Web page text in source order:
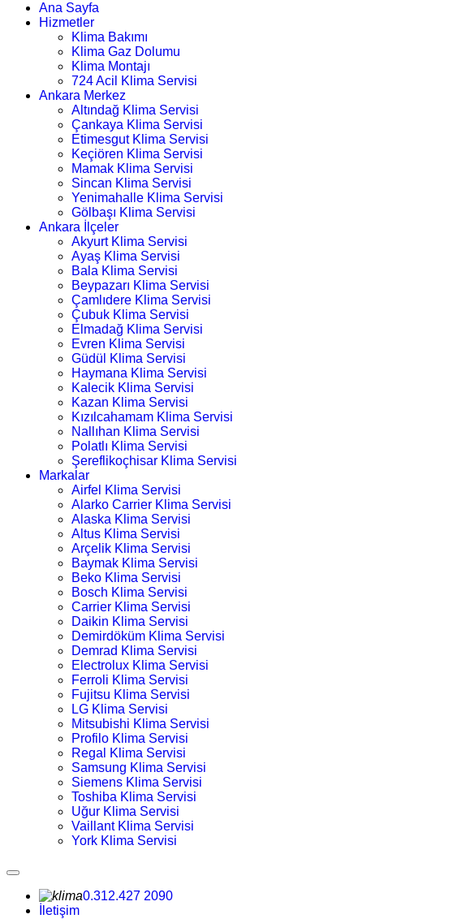
Ana Sayfa
Hizmetler
Klima Bakımı
Klima Gaz Dolumu
Klima Montajı
724 Acil Klima Servisi
Ankara Merkez
Altındağ Klima Servisi
Çankaya Klima Servisi
Etimesgut Klima Servisi
Keçiören Klima Servisi
Mamak Klima Servisi
Sincan Klima Servisi
Yenimahalle Klima Servisi
Gölbaşı Klima Servisi
Ankara İlçeler
Akyurt Klima Servisi
Ayaş Klima Servisi
Bala Klima Servisi
Beypazarı Klima Servisi
Çamlıdere Klima Servisi
Çubuk Klima Servisi
Elmadağ Klima Servisi
Evren Klima Servisi
Güdül Klima Servisi
Haymana Klima Servisi
Kalecik Klima Servisi
Kazan Klima Servisi
Kızılcahamam Klima Servisi
Nallıhan Klima Servisi
Polatlı Klima Servisi
Şereflikoçhisar Klima Servisi
Markalar
Airfel Klima Servisi
Alarko Carrier Klima Servisi
Alaska Klima Servisi
Altus Klima Servisi
Arçelik Klima Servisi
Baymak Klima Servisi
Beko Klima Servisi
Bosch Klima Servisi
Carrier Klima Servisi
Daikin Klima Servisi
Demirdöküm Klima Servisi
Demrad Klima Servisi
Electrolux Klima Servisi
Ferroli Klima Servisi
Fujitsu Klima Servisi
LG Klima Servisi
Mitsubishi Klima Servisi
Profilo Klima Servisi
Regal Klima Servisi
Samsung Klima Servisi
Siemens Klima Servisi
Toshiba Klima Servisi
Uğur Klima Servisi
Vaillant Klima Servisi
York Klima Servisi
0.312.427 2090
İletişim